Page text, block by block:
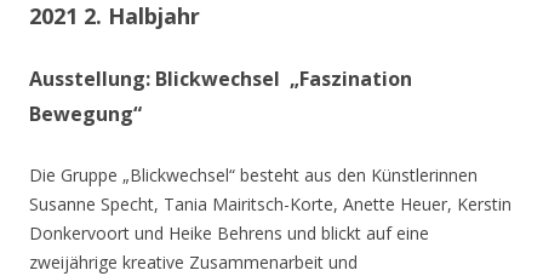
2021 2. Halbjahr
Ausstellung: Blickwechsel „Faszination
Bewegung“
Die Gruppe „Blickwechsel“ besteht aus den Künstlerinnen
Susanne Specht, Tania Mairitsch-Korte, Anette Heuer, Kerstin
Donkervoort und Heike Behrens und blickt auf eine
zweijährige kreative Zusammenarbeit und